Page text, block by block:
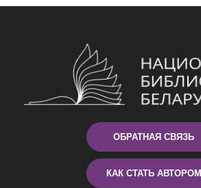
ОБРАТНАЯ СВЯЗЬ
КАК СТАТЬ АВТОРОМ